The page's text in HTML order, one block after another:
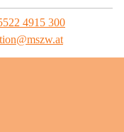
4915 300